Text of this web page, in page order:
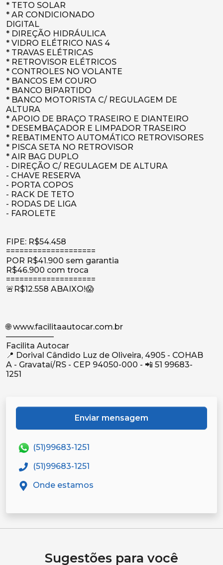
* TETO SOLAR
* AR CONDICIONADO
DIGITAL
* DIREÇÃO HIDRÁULICA
* VIDRO ELÉTRICO NAS 4
* ⁠TRAVAS ELÉTRICAS
* ⁠RETROVISOR ELÉTRICOS
* ⁠CONTROLES NO VOLANTE
* ⁠BANCOS EM COURO
* ⁠BANCO BIPARTIDO
* ⁠BANCO MOTORISTA C/ REGULAGEM DE
ALTURA
* ⁠APOIO DE BRAÇO TRASEIRO E DIANTEIRO
* DESEMBAÇADOR E LIMPADOR TRASEIRO
* ⁠REBATIMENTO AUTOMÁTICO RETROVISORES
* ⁠PISCA SETA NO RETROVISOR
* ⁠AIR BAG DUPLO
- ⁠DIREÇÃO C/ REGULAGEM DE ALTURA
- ⁠CHAVE RESERVA
- ⁠PORTA COPOS
- ⁠RACK DE TETO
- ⁠RODAS DE LIGA
- ⁠FAROLETE
FIPE: R$54.458
====================
POR R$41.900 sem garantia
R$46.900 com troca
====================
🚨R$12.558 ABAIXO!😱
🌐 www.facilitaautocar.com.br
——————
Facilita Autocar
📍 Dorival Cândido Luz de Oliveira, 4905 - COHAB
A - Gravataí/RS - CEP 94050-000 - 📲 51 99683-
Enviar mensagem
(51)99683-1251
(51)99683-1251
Onde estamos
Sugestões para você